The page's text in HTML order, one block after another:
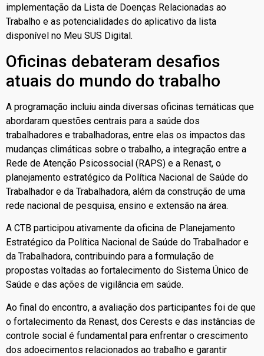
implementação da Lista de Doenças Relacionadas ao
Trabalho e as potencialidades do aplicativo da lista
disponível no Meu SUS Digital.
Oficinas debateram desafios
atuais do mundo do trabalho
A programação incluiu ainda diversas oficinas temáticas que
abordaram questões centrais para a saúde dos
trabalhadores e trabalhadoras, entre elas os impactos das
mudanças climáticas sobre o trabalho, a integração entre a
Rede de Atenção Psicossocial (RAPS) e a Renast, o
planejamento estratégico da Política Nacional de Saúde do
Trabalhador e da Trabalhadora, além da construção de uma
rede nacional de pesquisa, ensino e extensão na área.
A CTB participou ativamente da oficina de Planejamento
Estratégico da Política Nacional de Saúde do Trabalhador e
da Trabalhadora, contribuindo para a formulação de
propostas voltadas ao fortalecimento do Sistema Único de
Saúde e das ações de vigilância em saúde.
Ao final do encontro, a avaliação dos participantes foi de que
o fortalecimento da Renast, dos Cerests e das instâncias de
controle social é fundamental para enfrentar o crescimento
dos adoecimentos relacionados ao trabalho e garantir